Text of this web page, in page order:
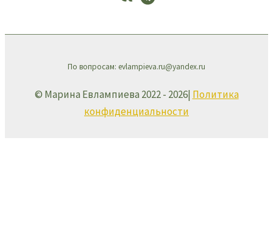
По вопросам: evlampieva.ru@yandex.ru
© Марина Евлампиева 2022 - 2026| Политика
конфиденциальности